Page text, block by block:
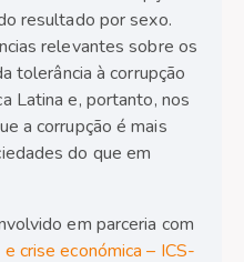
resultado por sexo.
relevantes sobre os
tolerância à corrupção
Latina e, portanto, nos
a corrupção é mais
do que em
em parceria com
crise económica – ICS-